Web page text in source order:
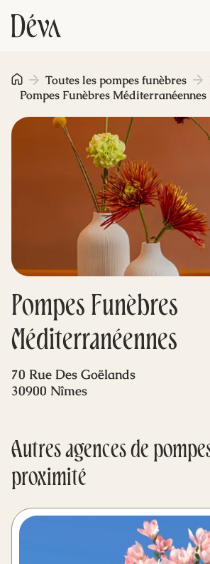
Obsèques
Prévoyance
Monument funéraire
Livraison de fleurs
Blog
Mes dernières
Pompes Funèbres
Méditerranéennes
Toutes les pompes funèbres
Pompes Funèbres Méditerranéennes
70 Rue Des Goëlands
30900 Nîmes
Autres agences de
proximité